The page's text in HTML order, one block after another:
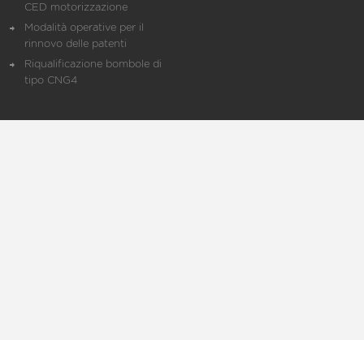
CED motorizzazione
Modalità operative per il
rinnovo delle patenti
Riqualificazione bombole di
tipo CNG4